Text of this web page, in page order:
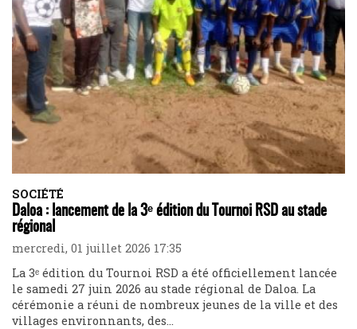
SOCIÉTÉ
Daloa : lancement de la 3ᵉ édition du Tournoi RSD au stade
régional
mercredi, 01 juillet 2026 17:35
La 3ᵉ édition du Tournoi RSD a été officiellement lancée
le samedi 27 juin 2026 au stade régional de Daloa. La
cérémonie a réuni de nombreux jeunes de la ville et des
villages environnants, des...